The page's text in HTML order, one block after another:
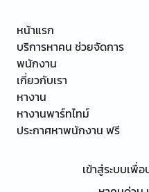
หน้าแรก
บริการหาคน ช่วยจัดการ
พนักงาน
เกี่ยวกับเรา
หางาน
หางานพาร์ทไทม์
ประกาศหาพนักงาน ฟรี
เข้าสู่ระบบเพื่